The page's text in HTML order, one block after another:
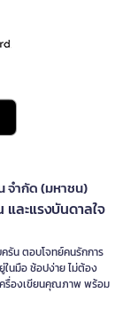
จำกัด (มหาชน)
และแรงบันดาลใจ
รัน ตอบโจทย์คนรักการ
ในมือ ช้อปง่าย ไม่ต้อง
ครื่องเขียนคุณภาพ พร้อม